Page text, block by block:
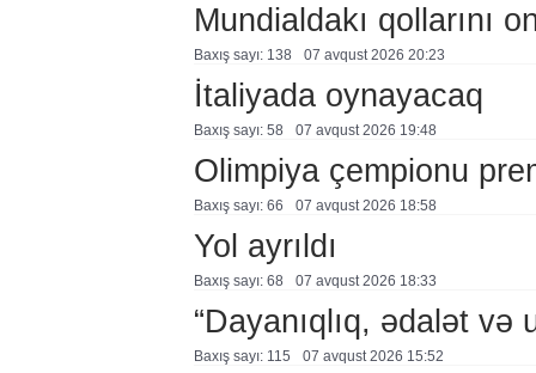
Mundialdakı qollarını
Baxış sayı: 138 07 avqust 2026 20:23
İtaliyada oynayacaq
Baxış sayı: 58 07 avqust 2026 19:48
Olimpiya çempionu
Baxış sayı: 66 07 avqust 2026 18:58
Yol ayrıldı
Baxış sayı: 68 07 avqust 2026 18:33
“Dayanıqlıq, ədalət
Baxış sayı: 115 07 avqust 2026 15:52